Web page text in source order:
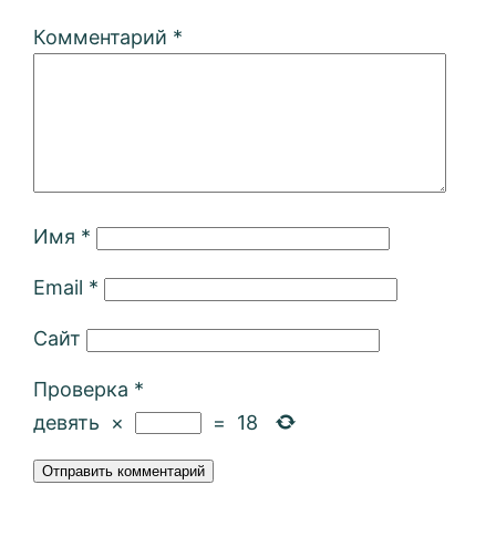
Комментарий *
Имя *
Email *
Сайт
Проверка *
девять
× = 18